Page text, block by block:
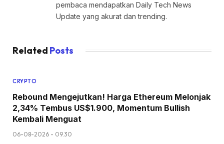
pembaca mendapatkan Daily Tech News
Update yang akurat dan trending.
Related Posts
CRYPTO
Rebound Mengejutkan! Harga Ethereum Melonjak
2,34% Tembus US$1.900, Momentum Bullish
Kembali Menguat
06-08-2026 - 09.30